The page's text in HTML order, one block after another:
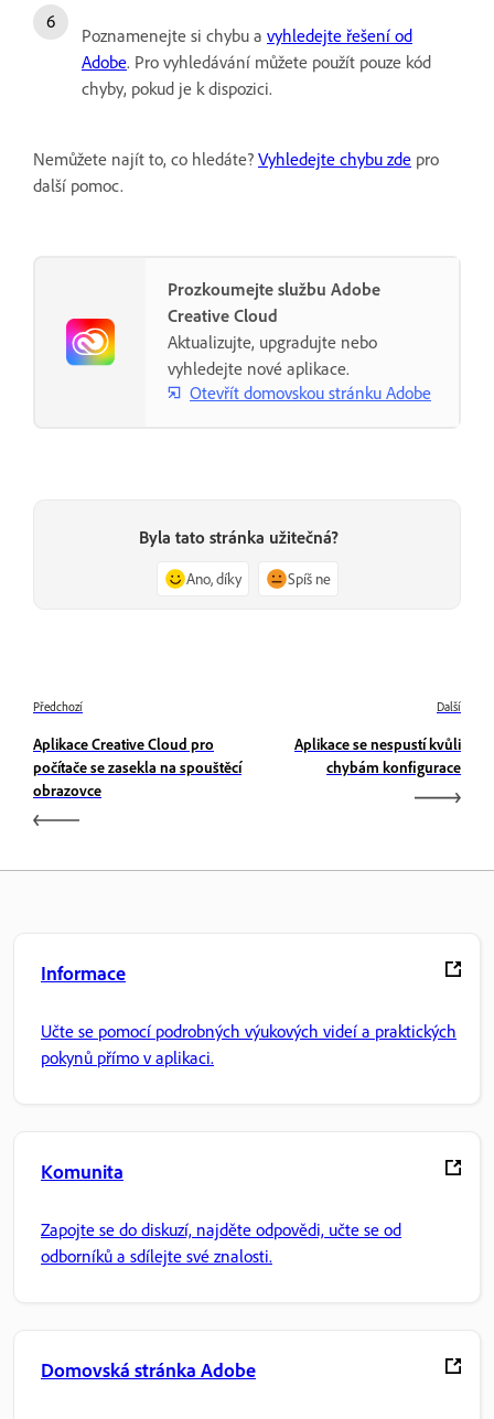
Poznamenejte si chybu a vyhledejte řešení od
Adobe. Pro vyhledávání můžete použít pouze kód
chyby, pokud je k dispozici.
Nemůžete najít to, co hledáte? Vyhledejte chybu zde pro
další pomoc.
Prozkoumejte službu Adobe
Creative Cloud
Aktualizujte, upgradujte nebo
vyhledejte nové aplikace.
Otevřít domovskou stránku Adobe
Byla tato stránka užitečná?
Ano, díky Spíš ne
Předchozí
Aplikace Creative Cloud pro
počítače se zasekla na spouštěcí
obrazovce
Další
Aplikace se nespustí kvůli
chybám konfigurace
Informace
Učte se pomocí podrobných výukových videí a praktických
pokynů přímo v aplikaci.
Komunita
Zapojte se do diskuzí, najděte odpovědi, učte se od
odborníků a sdílejte své znalosti.
Domovská stránka Adobe